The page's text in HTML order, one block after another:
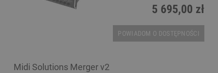
5 695,00 zł
POWIADOM O DOSTĘPNOŚCI
Midi Solutions Merger v2